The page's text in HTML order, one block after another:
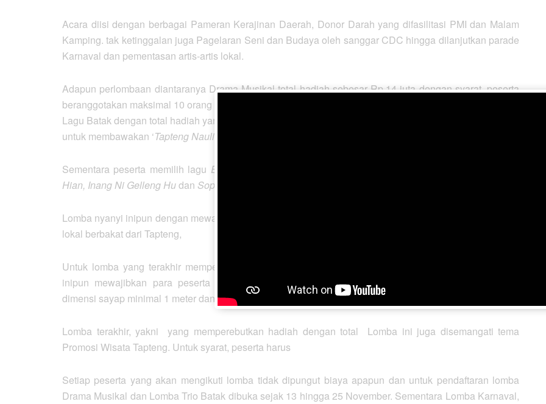
Acara diisi dengan berbagai Pameran Kerajinan Daerah, Donor Darah yang difasilitasi PMI dan Malam
Kamping. tak ketinggalan juga Pagelaran Seni dan Budaya oleh sanggar CDC hingga dilanjutkan parade
Karnaval dan pementasan artis-artis lokal.
Adapun perlombaan diantaranya Drama Musikal total hadiah sebesar Rp.14 juta dengan syarat, peserta
beranggotakan maksimal 10 orang lalu kategori rekaman dalam durasi 10 hingga 15 menit dan lomba Trio
Lagu Batak dengan total hadiah yang diperebutkan sebesar Rp30 juta. lomba Trio Lagu Batak diwajibkan
untuk membawakan ‘Tapteng Nauli
Sementara peserta memilih lagu Esterlina, Holong Naso Tarputik, Percuma Do, Orang Ketiga, Kecewa
Hian, Inang Ni Gelleng Hudan Sopanagaman.
Lomba nyanyi inipun dengan mewajibkan lagu-lagu batak bertujuan untuk mendorong penyanyi-penyanyi
lokal berbakat dari Tapteng,
Untuk lomba yang terakhir memperebutkan hadiah hingga Rp58 juta, yaitu Kostum Karnaval. Kostum
inipun mewajibkan para peserta untuk mampu mendeskripsikan Kostum yang dibuat dan memiliki
dimensi sayap minimal 1 meter dan 3 dimensi serta bukan berbahan baku baliho.
Lomba terakhir, yakni yang memperebutkan hadiah dengan total Lomba ini juga disemangati tema
Promosi Wisata Tapteng. Untuk syarat, peserta harus
Setiap peserta yang akan mengikuti lomba tidak dipungut biaya apapun dan untuk pendaftaran lomba
Drama Musikal dan Lomba Trio Batak dibuka sejak 13 hingga 25 November. Sementara Lomba Karnaval,